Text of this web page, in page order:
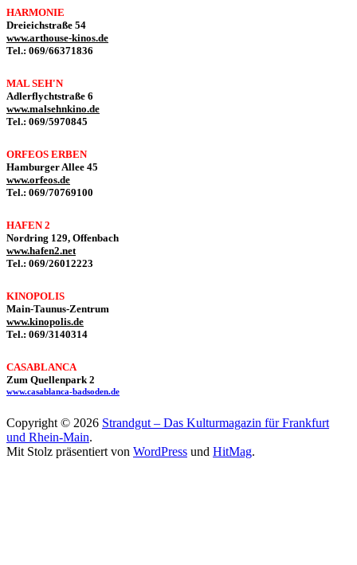
HARMONIE
Dreieichstraße 54
www.arthouse-kinos.de
Tel.: 069/66371836
MAL SEH'N
Adlerflychtstraße 6
www.malsehnkino.de
Tel.: 069/5970845
ORFEOS ERBEN
Hamburger Allee 45
www.orfeos.de
Tel.: 069/70769100
HAFEN 2
Nordring 129, Offenbach
www.hafen2.net
Tel.: 069/26012223
KINOPOLIS
Main-Taunus-Zentrum
www.kinopolis.de
Tel.: 069/3140314
CASABLANCA
Zum Quellenpark 2
www.casablanca-badsoden.de
Copyright © 2026 Strandgut – Das Kulturmagazin für Frankfurt
und Rhein-Main.
Mit Stolz präsentiert von WordPress und HitMag.